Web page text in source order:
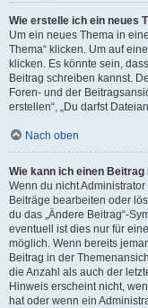
Wie erstelle ich ein neues
Um ein neues Thema in
Thema“ klicken. Um auf
klicken. Es könnte sein,
Beitrag schreiben kannst.
Foren- und der
erstellen“, „Du darfst
Nach oben
Wie kann ich einen
Wenn du nicht
Beiträge bearbeiten oder
du das „Ändere Beitrag“-
eventuell ist dies nur für
möglich. Wenn bereits
Beitrag in der
die Anzahl als auch der
Hinweis erscheint nicht,
hat oder wenn ein